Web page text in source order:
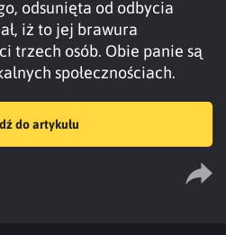
odsunięta od odbycia
iż to jej brawura
trzech osób. Obie panie są
społecznościach.
do artykułu